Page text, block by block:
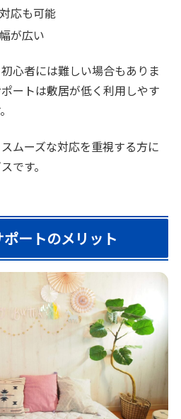
応も可能
が広い
心者には難しい場合もありま
ートは敷居が低く利用しやす
ムーズな対応を重視する方に
です。
ートのメリット